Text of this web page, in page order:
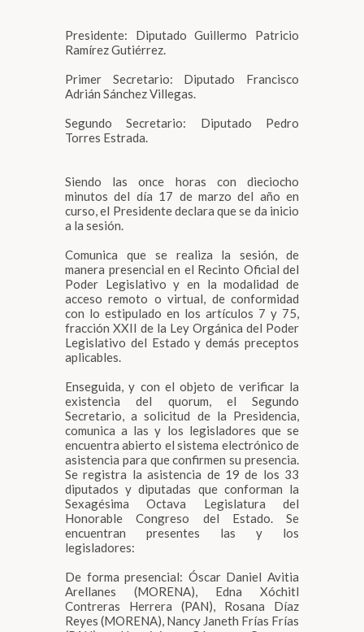
Presidente: Diputado Guillermo Patricio
Ramírez Gutiérrez.
Primer Secretario: Diputado Francisco
Adrián Sánchez Villegas.
Segundo Secretario: Diputado Pedro
Torres Estrada.
Siendo las once horas con dieciocho
minutos del día 17 de marzo del año en
curso, el Presidente declara que se da inicio
a la sesión.
Comunica que se realiza la sesión, de
manera presencial en el Recinto Oficial del
Poder Legislativo y en la modalidad de
acceso remoto o virtual, de conformidad
con lo estipulado en los artículos 7 y 75,
fracción XXII de la Ley Orgánica del Poder
Legislativo del Estado y demás preceptos
aplicables.
Enseguida, y con el objeto de verificar la
existencia del quorum, el Segundo
Secretario, a solicitud de la Presidencia,
comunica a las y los legisladores que se
encuentra abierto el sistema electrónico de
asistencia para que confirmen su presencia.
Se registra la asistencia de 19 de los 33
diputados y diputadas que conforman la
Sexagésima Octava Legislatura del
Honorable Congreso del Estado. Se
encuentran presentes las y los
legisladores:
De forma presencial: Óscar Daniel Avitia
Arellanes (MORENA), Edna Xóchitl
Contreras Herrera (PAN), Rosana Díaz
Reyes (MORENA), Nancy Janeth Frías Frías